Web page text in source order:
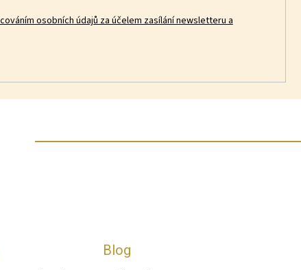
osobních údajů za účelem zasílání newsletteru a
Blog